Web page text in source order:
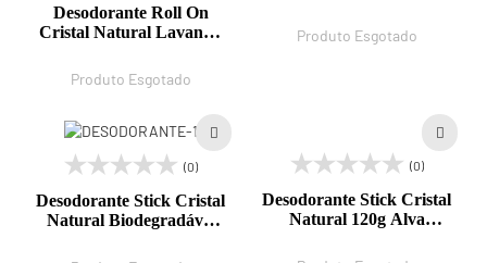
Desodorante Roll On
Cristal Natural Lavanda
Produto Esgotado
Menta e Melaleuca 90g
Alva Personal Care
Produto Esgotado
(0)
Desodorante Stick Cristal
Natural Biodegradável
(0)
Desodorante Stick Cristal
Natural 120g Alva